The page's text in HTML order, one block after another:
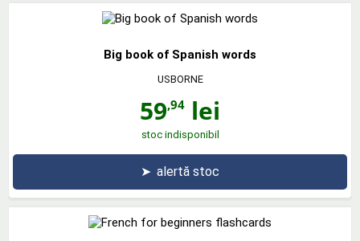
Big book of Spanish words
USBORNE
59,94 lei
stoc indisponibil
➤ alertă stoc